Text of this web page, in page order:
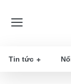
Tin tức